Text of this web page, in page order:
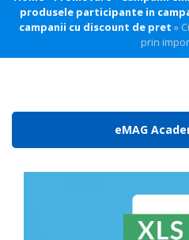
produsele participante in
campanii cu discount de pret »
prin
eMAG